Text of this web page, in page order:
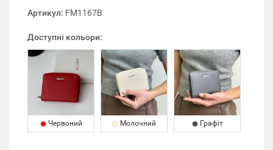
Артикул: FM1167B
Доступні кольори:
Червоний Молочний Графіт